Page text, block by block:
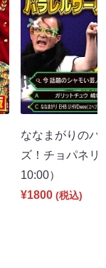
ななまがりのパ
ズ！チョパネ
10:00）
¥1800 (税込)